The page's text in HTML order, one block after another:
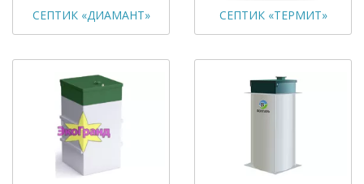
СЕПТИК «ДИАМАНТ» СЕПТИК «ТЕРМИТ»